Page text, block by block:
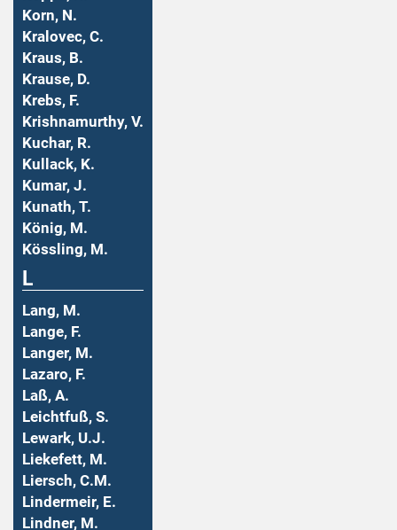
Korn, N.
Kralovec, C.
Kraus, B.
Krause, D.
Krebs, F.
Krishnamurthy, V.
Kuchar, R.
Kullack, K.
Kumar, J.
Kunath, T.
König, M.
Kössling, M.
L
Lang, M.
Lange, F.
Langer, M.
Lazaro, F.
Laß, A.
Leichtfuß, S.
Lewark, U.J.
Liekefett, M.
Liersch, C.M.
Lindermeir, E.
Lindner, M.